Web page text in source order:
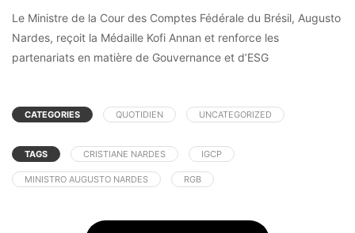
Le Ministre de la Cour des Comptes Fédérale du Brésil, Augusto
Nardes, reçoit la Médaille Kofi Annan et renforce les
partenariats en matière de Gouvernance et d’ESG
CATEGORIES QUOTIDIEN UNCATEGORIZED
TAGS CRISTIANE NARDES IGCP
MINISTRO AUGUSTO NARDES RGB